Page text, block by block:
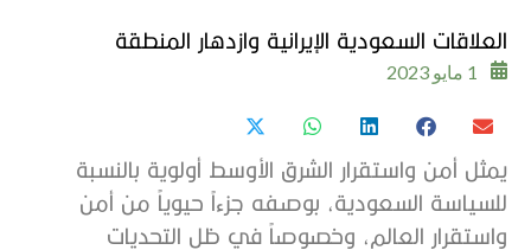
العلاقات السعودية الإيرانية وازدهار المنطقة
1 مايو 2023
يمثل أمن واستقرار الشرق الأوسط أولوية بالنسبة
للسياسة السعودية، بوصفه جزءاً حيوياً من أمن
واستقرار العالم، وخصوصاً في ظل التحديات